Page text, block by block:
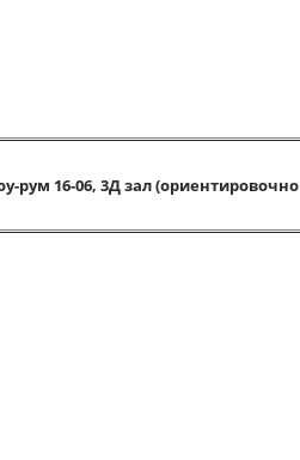
рум 16-06, 3Д зал (ориентировочно